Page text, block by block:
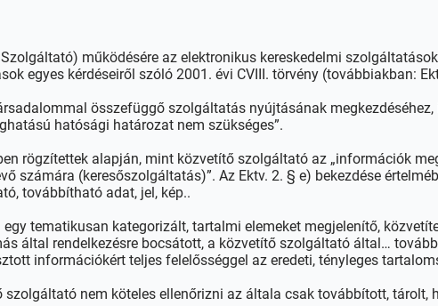
működésére az elektronikus kereskedelmi
egyes kérdéseiről szóló 2001. évi CVIII. törvény (továbbiakban:
összefüggő szolgáltatás nyújtásának
hatósági határozat nem szükséges”.
rögzítettek alapján, mint közvetítő szolgáltató az „információk
számára (keresőszolgáltatás)”. Az Ektv. 2. § e) bekezdése
továbbítható adat, jel, kép..
tematikusan kategorizált, tartalmi elemeket megjelenítő,
által rendelkezésre bocsátott, a közvetítő szolgáltató által…
információkért teljes felelősséggel az eredeti, tényleges
szolgáltató nem köteles ellenőrizni az általa csak továbbított,